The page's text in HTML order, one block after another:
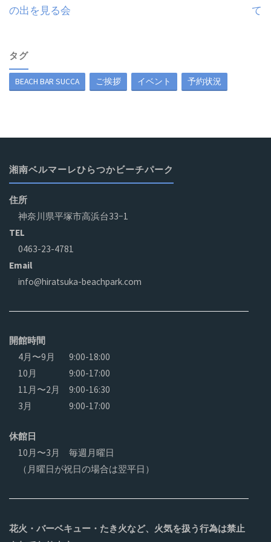
の出を見る会
て
タグ
BEACH BAR SUCCA ご挨拶 イベント 予約状況
湘南ベルマーレひらつかビーチパーク
住所
神奈川県平塚市高浜台33−1
TEL
0463-23-4781
Email
info@hiratsuka-beachpark.com
開館時間
4月〜9月
9:00-18:00
10月
9:00-17:00
11月〜2月
9:00-16:30
3月
9:00-17:00
休館日
10月〜3月 毎週月曜日
（月曜日が祝日の場合は翌平日）
花火・バーベキュー・たき火など、火気を扱う行為は禁止